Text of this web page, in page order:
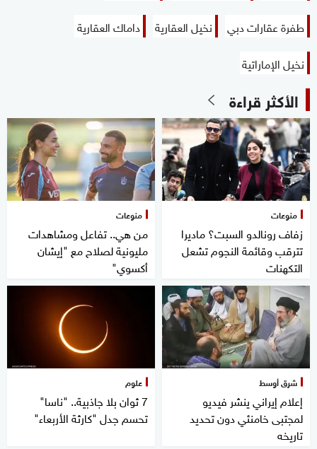
طفرة عقارات دبي
نخيل العقارية
داماك العقارية
نخيل الإماراتية
الأكثر قراءة
منوعات
زفاف رونالدو السبت؟ ماديرا
تترقب وقائمة النجوم تشعل
التكهنات
منوعات
من هي.. تفاعل ومشاهدات
مليونية لصلاح مع "إيشان
أكسوي"
شرق أوسط
إعلام إيراني ينشر فيديو
لمجتبى خامنئي دون تحديد
تاريخه
علوم
7 ثوان بلا جاذبية.. "ناسا"
تحسم جدل "كارثة الأربعاء"